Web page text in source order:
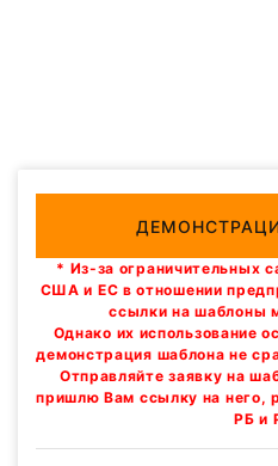
* Из-за ограничительных
США и ЕС в отношении
ссылки на шаблоны
Однако их использование
демонстрация шаблона не
Отправляйте заявку на
пришлю Вам ссылку на него,
РБ и